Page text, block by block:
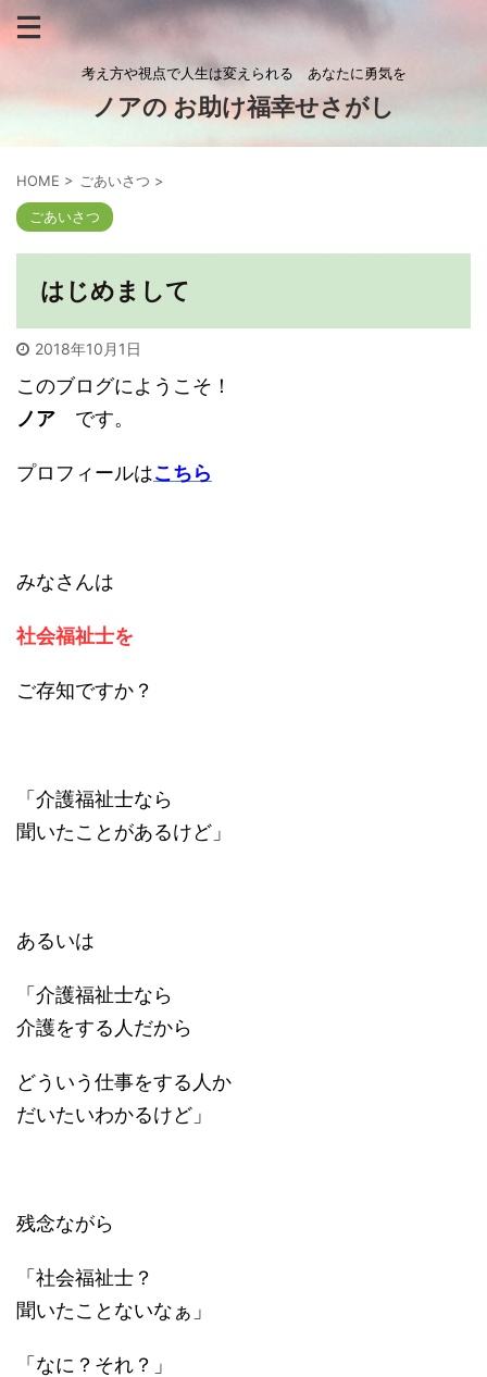
考え方や視点で人生は変えられる あなたに勇気を
ノアの お助け福幸せさがし
HOME > ごあいさつ >
ごあいさつ
はじめまして
2018年10月1日
このブログにようこそ！
ノア です。
プロフィールはこちら
みなさんは
社会福祉士を
ご存知ですか？
「介護福祉士なら
聞いたことがあるけど」
あるいは
「介護福祉士なら
介護をする人だから
どういう仕事をする人か
だいたいわかるけど」
残念ながら
「社会福祉士？
聞いたことないなぁ」
「なに？それ？」